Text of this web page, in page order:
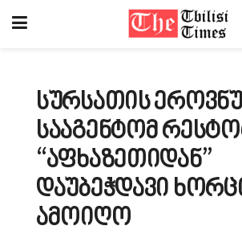
სურსათის
სააგენტომ
“აფხაზეთიდან”
დაუბეჭდავი
ამოიღო